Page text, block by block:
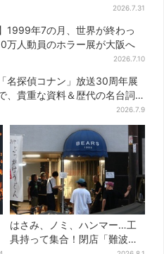
2026.7.31
1999年7の月、世界が終わっ
万人動員のホラー展が大阪へ
2026.7.10
名探偵コナン」放送30周年展
、貴重な資料＆歴代の名台詞
2026.7.9
はさみ、ノミ、ハンマー…工
具持って集合！閉店「難波ベ